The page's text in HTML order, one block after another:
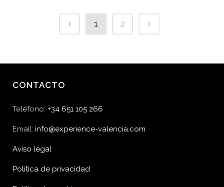
1 2
CONTACTO
Teléfono: +34 651 105 266
Email: info@experience-valencia.com
Aviso legal
Política de privacidad